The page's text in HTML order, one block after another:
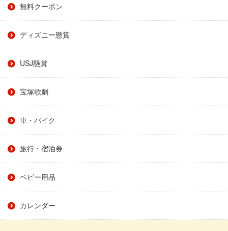
無料クーポン
ディズニー懸賞
USJ懸賞
宝塚歌劇
車・バイク
旅行・宿泊券
ベビー用品
カレンダー